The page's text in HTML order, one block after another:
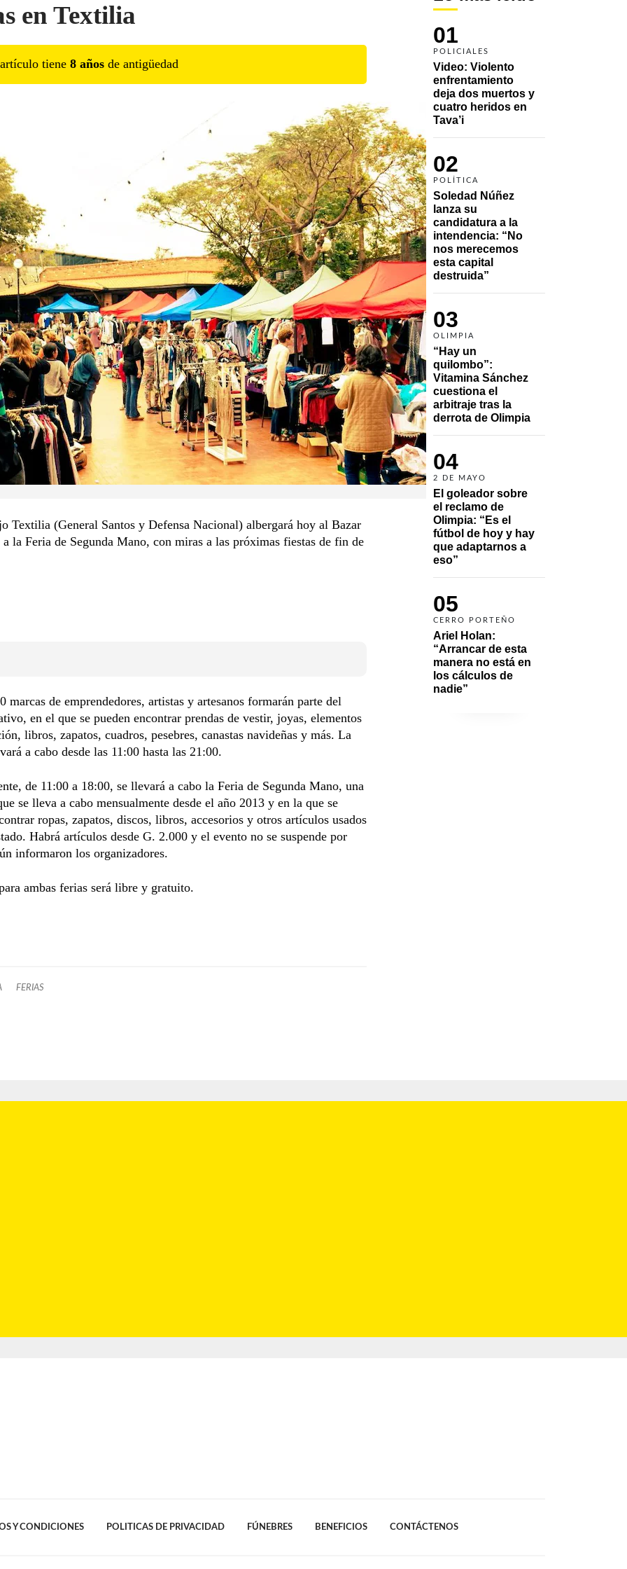
01
POLICIALES
Video: Violento
enfrentamiento
deja dos muertos y
cuatro heridos en
Tava’i
02
POLÍTICA
Soledad Núñez
lanza su
candidatura a la
intendencia: “No
nos merecemos
esta capital
destruida”
03
OLIMPIA
“Hay un
quilombo”:
Vitamina Sánchez
cuestiona el
arbitraje tras la
derrota de Olimpia
04
2 DE MAYO
El goleador sobre
el reclamo de
Olimpia: “Es el
fútbol de hoy y hay
que adaptarnos a
eso”
05
CERRO PORTEÑO
Ariel Holan:
“Arrancar de esta
manera no está en
los cálculos de
nadie”
en Textilia
tiene 8 años de antigüedad
Textilia (General Santos y Defensa Nacional) albergará hoy al Bazar
la Feria de Segunda Mano, con miras a las próximas fiestas de fin de
marcas de emprendedores, artistas y artesanos formarán parte del
en el que se pueden encontrar prendas de vestir, joyas, elementos
libros, zapatos, cuadros, pesebres, canastas navideñas y más. La
a cabo desde las 11:00 hasta las 21:00.
de 11:00 a 18:00, se llevará a cabo la Feria de Segunda Mano, una
se lleva a cabo mensualmente desde el año 2013 y en la que se
ropas, zapatos, discos, libros, accesorios y otros artículos usados
Habrá artículos desde G. 2.000 y el evento no se suspende por
informaron los organizadores.
ambas ferias será libre y gratuito.
FERIAS
Y CONDICIONES POLITICAS DE PRIVACIDAD FÚNEBRES BENEFICIOS CONTÁCTENOS